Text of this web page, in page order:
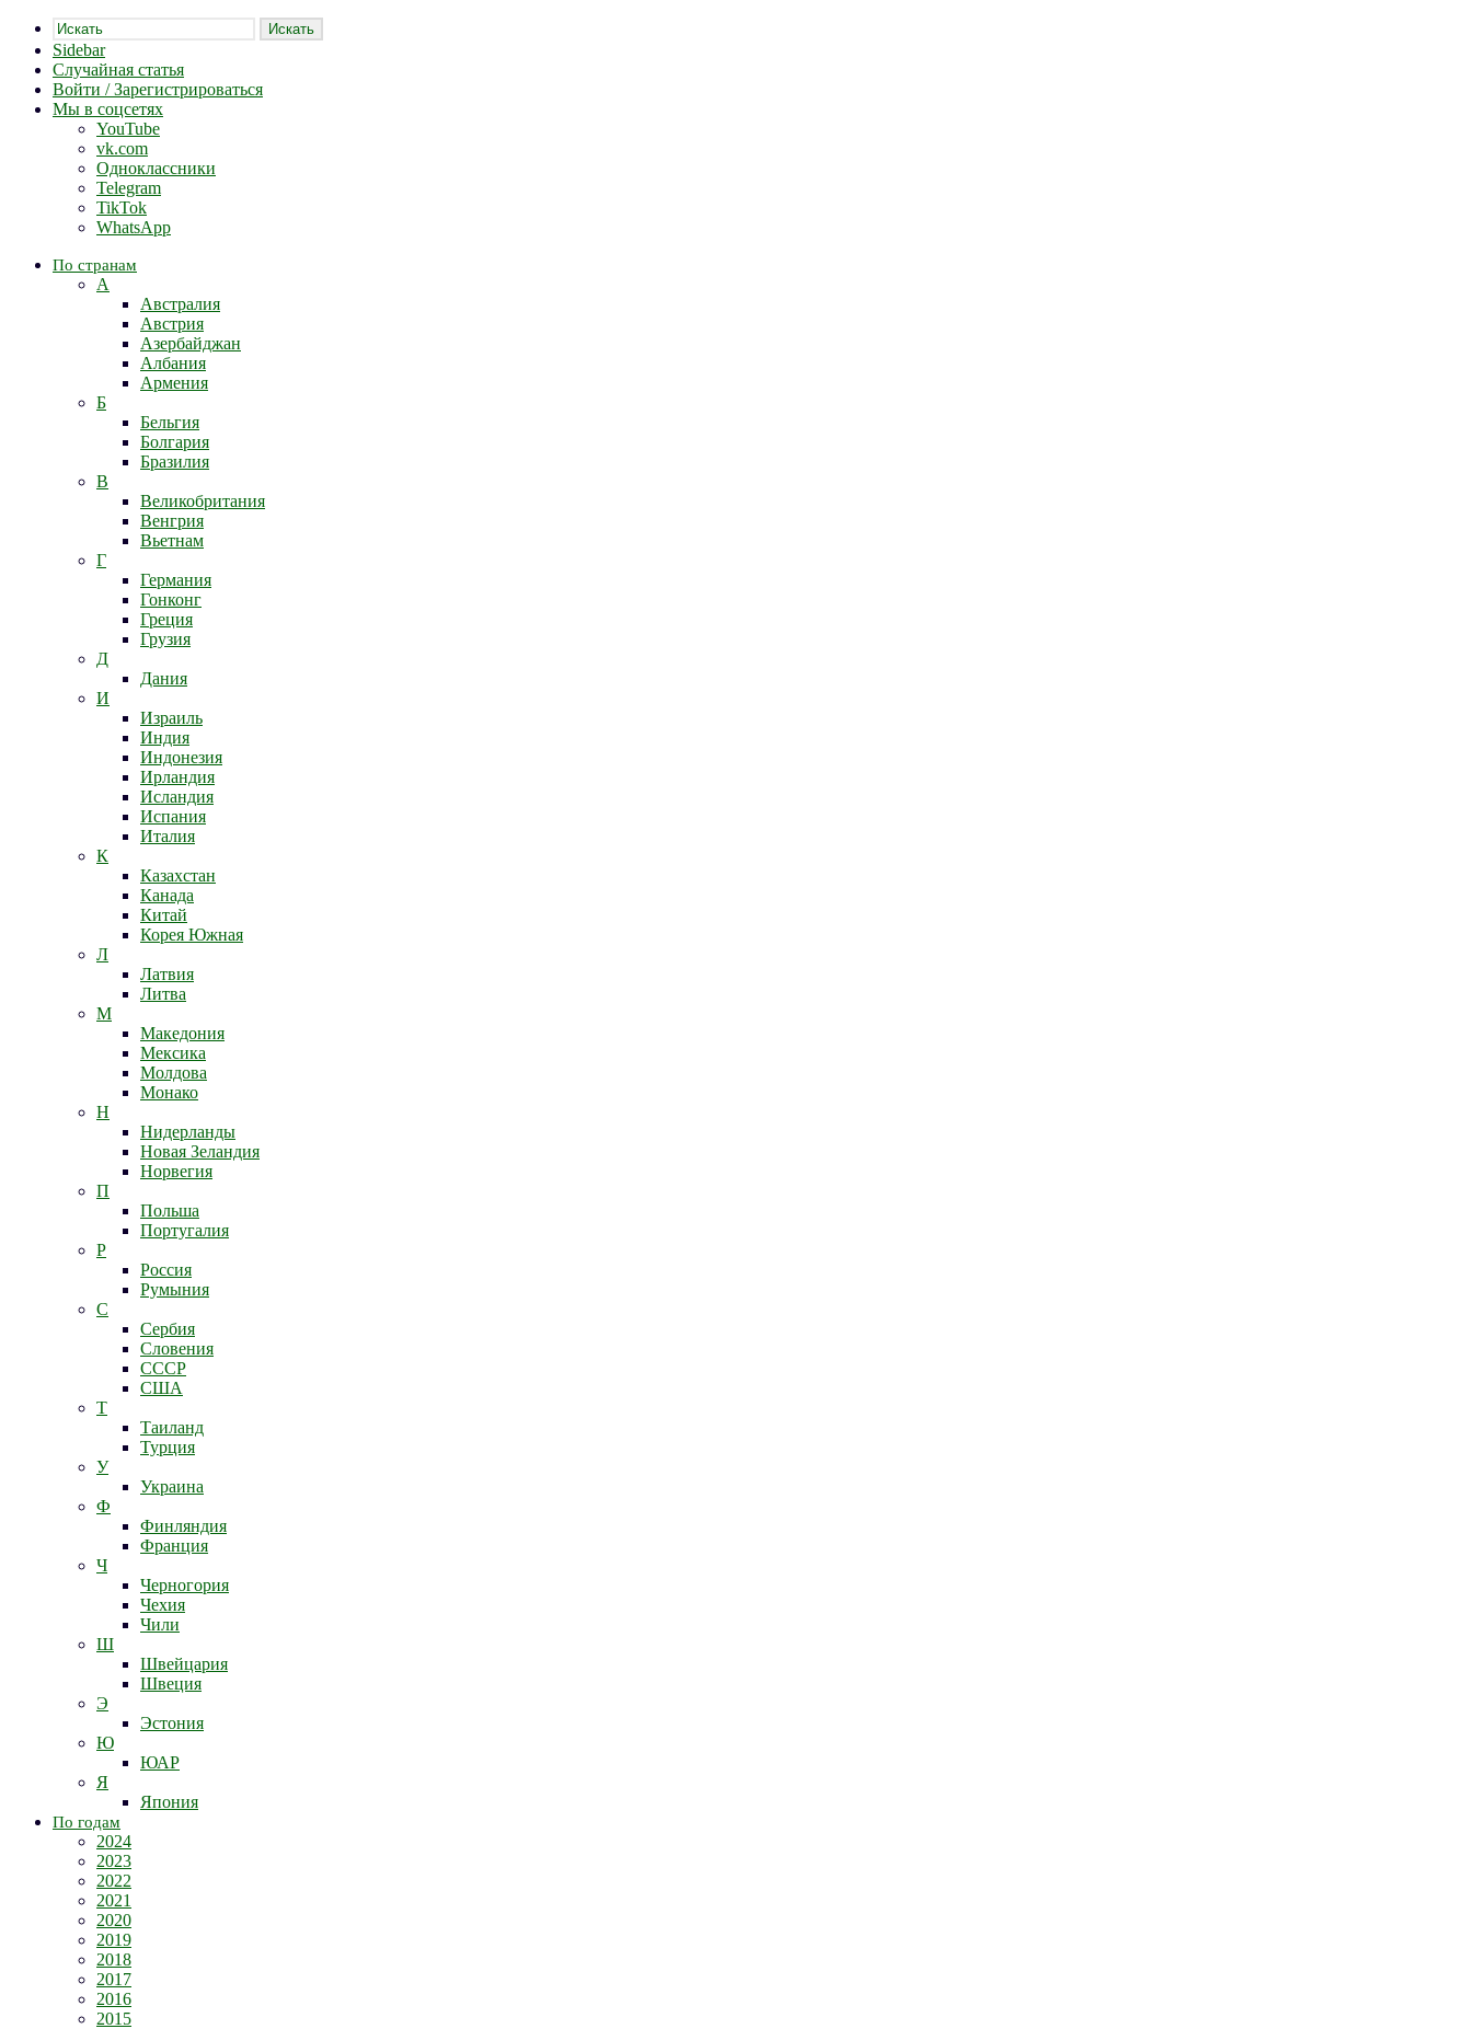
Искать
Sidebar
Случайная статья
Войти / Зарегистрироваться
Мы в соцсетях
YouTube
vk.com
Одноклассники
Telegram
TikTok
WhatsApp
По странам
А
Австралия
Австрия
Азербайджан
Албания
Армения
Б
Бельгия
Болгария
Бразилия
В
Великобритания
Венгрия
Вьетнам
Г
Германия
Гонконг
Греция
Грузия
Д
Дания
И
Израиль
Индия
Индонезия
Ирландия
Исландия
Испания
Италия
К
Казахстан
Канада
Китай
Корея Южная
Л
Латвия
Литва
М
Македония
Мексика
Молдова
Монако
Н
Нидерланды
Новая Зеландия
Норвегия
П
Польша
Португалия
Р
Россия
Румыния
С
Сербия
Словения
СССР
США
Т
Таиланд
Турция
У
Украина
Ф
Финляндия
Франция
Ч
Черногория
Чехия
Чили
Ш
Швейцария
Швеция
Э
Эстония
Ю
ЮАР
Я
Япония
По годам
2024
2023
2022
2021
2020
2019
2018
2017
2016
2015